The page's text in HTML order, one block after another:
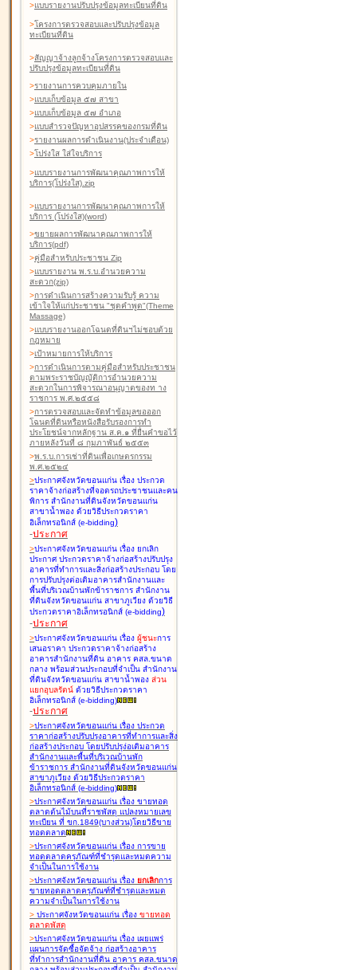
>แบบรายงานปรับปรุงข้อมูลทะเบียนที่ดิน
>โครงการตรวจสอบและปรับปรุงข้อมูล
ทะเบียนที่ดิน
>สัญญาจ้างลูกจ้างโครงการตรวจสอบและ
ปรับปรุงข้อมูลทะเบียนที่ดิน
>รายงานการควบคุมภายใน
>แบบเก็บข้อมูล ๕๗ สาขา
>แบบเก็บข้อมูล ๕๗ อำเภอ
>แบบสำรวจปัญหาอุปสรรคของกรมที่ดิน
>รายงานผลการดำเนินงาน(ประจำเดือน)
>โปร่งใส ใส่ใจบริการ
>แบบรายงานการพัฒนาคุณภาพการให้
บริการ(โปร่งใส).zip
>แบบรายงานการพัฒนาคุณภาพการให้
บริการ (โปร่งใส)(word)
>ขยายผลการพัฒนาคุณภาพการให้
บริการ(pdf)
>คู่มือสำหรับประชาชน Zip
>แบบรายงาน พ.ร.บ.อำนวยความ
สะดวก(zip)
>การดำเนินการสร้างความรับรู้ ความ
เข้าใจให้แก่ประชาชน "ชุดคำพูด"(Theme
Massage)
>แบบรายงานออกโฉนดที่ดินฯไม่ชอบด้วย
กฎหมาย
>เป้าหมายการให้บริการ
>การดำเนินการตามคู่มือสำหรับประชาชน
ตามพระราชบัญญัติการอำนวยความ
สะดวกในการพิจารณาอนุญาตของท าง
ราชการ พ.ศ.๒๕๕๘
>การตรวจสอบและจัดทำข้อมูลขอออก
โฉนดที่ดินหรือหนังสือรับรองการทำ
ประโยชน์จากหลักฐาน ส.ค.๑ ที่ยื่นคำขอไว้
ภายหลังวันที่ ๘ กุมภาพันธ์ ๒๕๕๓
>พ.ร.บ.การเช่าที่ดินเพื่อเกษตรกรรม
พ.ศ.๒๕๒๔
>ประกาศจังหวัดขอนแก่น เรื่อง ประกวด
ราคาจ้างก่อสร้างที่จอดรถประชาชนและคน
พิการ สำนักงานที่ดินจังหวัดขอนแก่น
สาขาน้ำพอง ด้วยวิธีประกวดราคา
อิเล็กทรอนิกส์ (e-bidding)
-ประกาศ
>ประกาศจังหวัดขอนแก่น เรื่อง ยกเลิก
ประกาศ ประกวดราคาจ้างก่อสร้างปรับปรุง
อาคารที่ทำการและสิ่งก่อสร้างประกอบ โดย
การปรับปรุงต่อเติมอาคารสำนักงานและ
พื้นที่บริเวณบ้านพักข้าราชการ สำนักงาน
ที่ดินจังหวัดขอนแก่น สาขาภูเวียง ด้วยวิธี
ประกวดราคาอิเล็กทรอนิกส์ (e-bidding)
-ประกาศ
>ประกาศจังหวัดขอนแก่น เรื่อง ผู้ชนะการ
เสนอราคา ประกวดราคาจ้างก่อสร้าง
อาคารสำนักงานที่ดิน อาคาร คสล.ขนาด
กลาง พร้อมส่วนประกอบที่จำเป็น สำนักงาน
ที่ดินจังหวัดขอนแก่น สาขาน้ำพอง ส่วน
แยกอุบลรัตน์ ด้วยวิธีประกวดราคา
อิเล็กทรอนิกส์ (e-bidding)
-ประกาศ
>ประกาศจังหวัดขอนแก่น เรื่อง ประกวด
ราคาก่อสร้างปรับปรุงอาคารที่ทำการและสิ่ง
ก่อสร้างประกอบ โดยปรับปรุง่อเติมอาคาร
สำนักงานและพื้นที่บริเวณบ้านพัก
ข้าราชการ สำนักงานที่ดินจังหวัดขอนแก่น
สาขาภูเวียง ด้วยวิธีประกวดราคา
อิเล็กทรอนิกส์ (e-bidding)
>ประกาศจังหวัดขอนแก่น เรื่อง ขายทอด
ตลาดต้นไม้บนที่ราชพัสดุ แปลงหมายเลข
ทะเบียน ที่ ขก.1849(บางส่วน)โดยวิธีขาย
ทอดตลาด
>ประกาศจังหวัดขอนแก่น เรื่อง การขาย
ทอดตลาดครุภัณฑ์ที่ชำรุดและหมดความ
จำเป็นในการใช้งาน
>ประกาศจังหวัดขอนแก่น เรื่อง ยกเลิกการ
ขายทอดตลาดครุภัณฑ์ที่ชำรุดและหมด
ความจำเป็นในการใช้งาน
> ประกาศจังหวัดขอนแก่น เรื่อง ขายทอด
ตลาดพัสดุ
>ประกาศจังหวัดขอนแก่น เรื่อง เผยแพร่
แผนการจัดซื้อจัดจ้าง ก่อสร้างอาคาร
ที่ทำการสำนักงานที่ดิน อาคาร คสล.ขนาด